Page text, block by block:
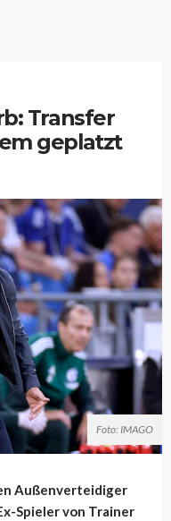
Transfer
geplatzt
Foto: IMAGO
Außenverteidiger
Spieler von Trainer